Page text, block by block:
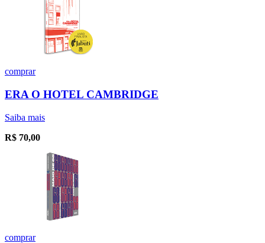
comprar
ERA O HOTEL CAMBRIDGE
Saiba mais
R$ 70,00
comprar